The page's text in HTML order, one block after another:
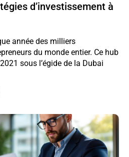
d’investissement à
année des milliers
du monde entier. Ce hub
sous l’égide de la Dubai